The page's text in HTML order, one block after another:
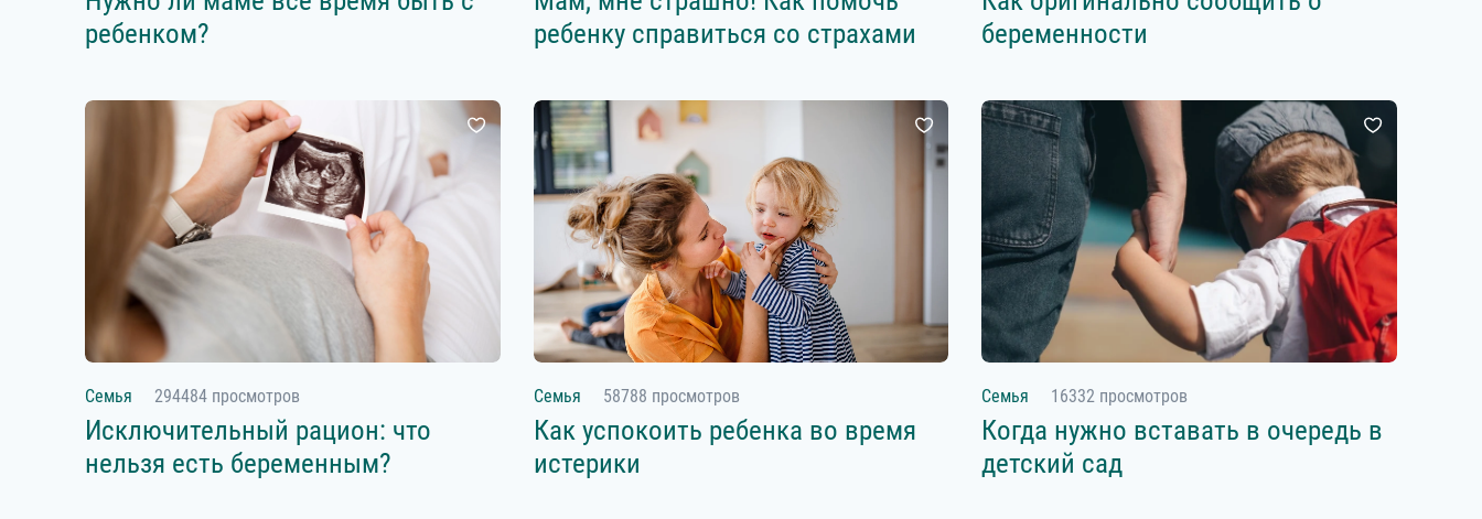
ребенком?
ребенку справиться со страхами
беременности
Семья 294484 просмотров
Исключительный рацион: что
нельзя есть беременным?
Семья 58788 просмотров
Как успокоить ребенка во время
истерики
Семья 16332 просмотров
Когда нужно вставать в очередь в
детский сад